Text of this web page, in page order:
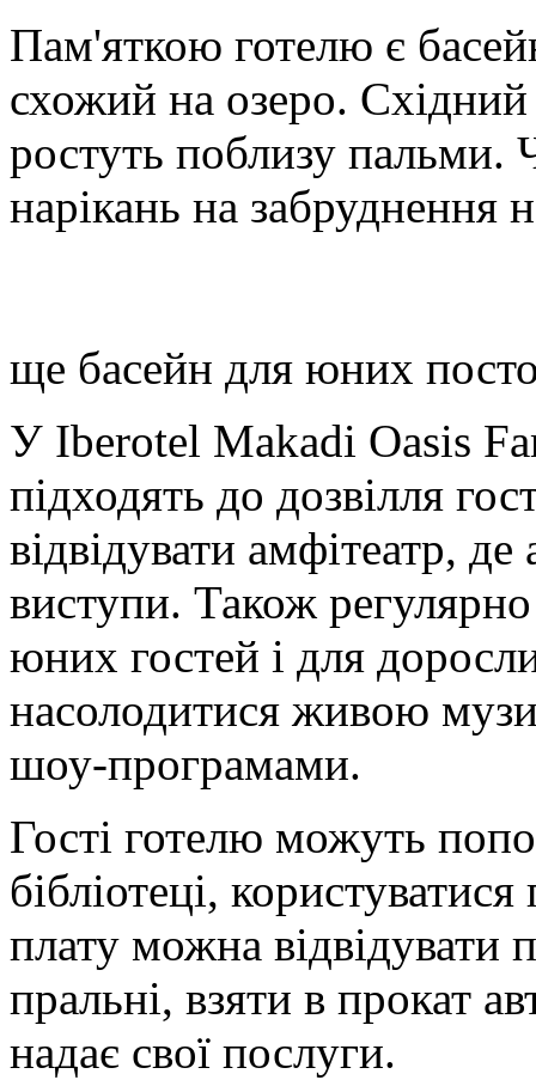
Пам'яткою готелю є
схожий на озеро.
ростуть поблизу пальми.
нарікань на забруднення
ще басейн для юних
У Iberotel Makadi Oasis
підходять до дозвілля
відвідувати амфітеатр,
виступи. Також
юних гостей і для
насолодитися живою
шоу-програмами.
Гості готелю можуть
бібліотеці,
плату можна відвідувати
пральні, взяти в прокат
надає свої послуги.